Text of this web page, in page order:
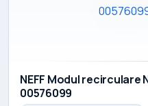
NEFF Modul recirculare
00576099